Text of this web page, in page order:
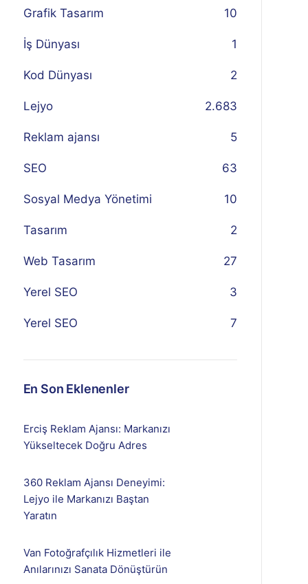
Grafik Tasarım 10
İş Dünyası 1
Kod Dünyası 2
Lejyo 2.683
Reklam ajansı 5
SEO 63
Sosyal Medya Yönetimi 10
Tasarım 2
Web Tasarım 27
Yerel SEO 3
Yerel SEO 7
En Son Eklenenler
Erciş Reklam Ajansı: Markanızı
Yükseltecek Doğru Adres
360 Reklam Ajansı Deneyimi:
Lejyo ile Markanızı Baştan
Yaratın
Van Fotoğrafçılık Hizmetleri ile
Anılarınızı Sanata Dönüştürün